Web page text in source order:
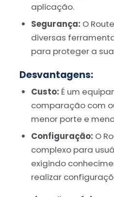
aplicação.
Segurança: O
diversas
para proteger a
Desvantagens:
Custo: É um
comparação com
menor porte e
Configuração: O
complexo para
exigindo
realizar